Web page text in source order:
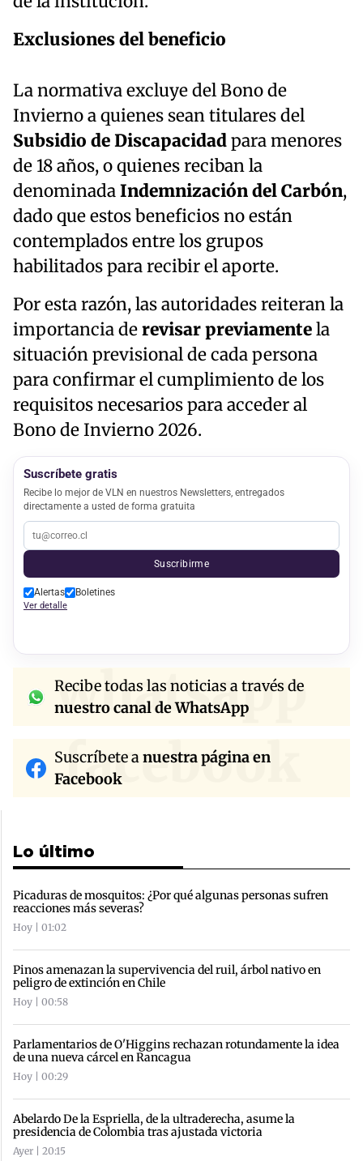
Exclusiones del beneficio
La normativa excluye del Bono de
Invierno a quienes sean titulares del
Subsidio de Discapacidadpara menores
de 18 años, o quienes reciban la
denominadaIndemnización del Carbón,
dado que estos beneficios no están
contemplados entre los grupos
habilitados para recibir el aporte.
Por esta razón, las autoridades reiteran la
importancia derevisar previamentela
situación previsional de cada persona
para confirmar el cumplimiento de los
requisitos necesarios para acceder al
Bono de Invierno 2026.
Suscríbete gratis
Recibe lo mejor de VLN en nuestros Newsletters, entregados
directamente a usted de forma gratuita
Suscribirme
Alertas Boletines
Ver detalle
whatsapp
Recibe todas las noticias a través de
nuestro canal de WhatsApp
facebook
Suscríbete anuestra página en
Facebook
Lo último
Picaduras de mosquitos: ¿Por qué algunas personas sufren
reacciones más severas?
Hoy | 01:02
Pinos amenazan la supervivencia del ruil, árbol nativo en
peligro de extinción en Chile
Hoy | 00:58
Parlamentarios de O'Higgins rechazan rotundamente la idea
de una nueva cárcel en Rancagua
Hoy | 00:29
Abelardo De la Espriella, de la ultraderecha, asume la
presidencia de Colombia tras ajustada victoria
Ayer | 20:15